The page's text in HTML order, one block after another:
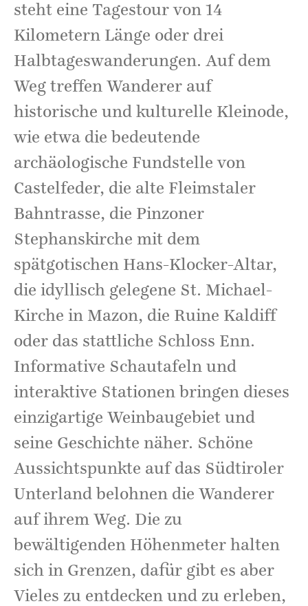
steht eine Tagestour von 14
Kilometern Länge oder drei
Halbtageswanderungen. Auf dem
Weg treffen Wanderer auf
historische und kulturelle Kleinode,
wie etwa die bedeutende
archäologische Fundstelle von
Castelfeder, die alte Fleimstaler
Bahntrasse, die Pinzoner
Stephanskirche mit dem
spätgotischen Hans-Klocker-Altar,
die idyllisch gelegene St. Michael-
Kirche in Mazon, die Ruine Kaldiff
oder das stattliche Schloss Enn.
Informative Schautafeln und
interaktive Stationen bringen dieses
einzigartige Weinbaugebiet und
seine Geschichte näher. Schöne
Aussichtspunkte auf das Südtiroler
Unterland belohnen die Wanderer
auf ihrem Weg. Die zu
bewältigenden Höhenmeter halten
sich in Grenzen, dafür gibt es aber
Vieles zu entdecken und zu erleben,